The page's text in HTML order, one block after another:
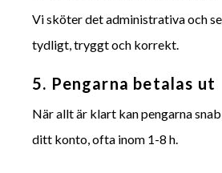
Vi sköter det administrativa och
tydligt, tryggt och korrekt.
5. Pengarna betalas ut
När allt är klart kan pengarna
ditt konto, ofta inom 1-8 h.